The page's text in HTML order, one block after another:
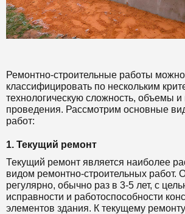
Ремонтно-строительные работы можно
классифицировать по нескольким
технологическую сложность, объемы и
проведения. Рассмотрим основные
работ:
1. Текущий ремонт
Текущий ремонт является наиболее
видом ремонтно-строительных работ.
регулярно, обычно раз в 3-5 лет, с
исправности и работоспособности
элементов здания. К текущему